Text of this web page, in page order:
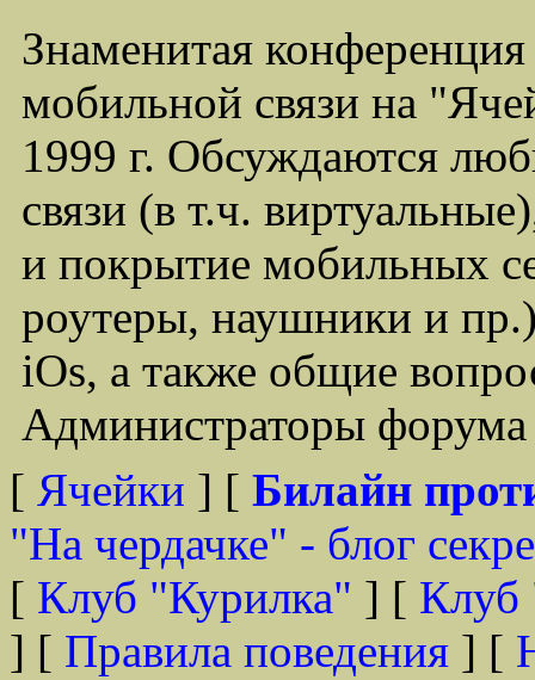
Знаменитая
мобильной связи на
1999 г. Обсуждаются
связи (в т.ч.
и покрытие мобильных
роутеры, наушники и
iOs, а также общие
Администраторы
[ Ячейки ] [ Билайн
"На чердачке" - блог
[ Клуб "Курилка" ] [ Клуб
] [ Правила поведения ] [